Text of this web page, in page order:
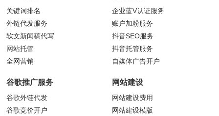
关键词排名
外链代发服务
软文新闻稿代写
网站托管
全网营销
企业蓝V认证服务
账户加粉服务
抖音SEO服务
抖音托管服务
自媒体广告开户
谷歌推广服务
谷歌外链代发
谷歌竞价开户
网站建设
网站建设费用
网站建设模版